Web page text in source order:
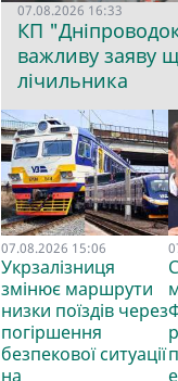
07.08.2026 16:33
КП
важливу заяву
лічильника
07.08.2026 15:06
Укрзалізниця
змінює маршрути
низки поїздів через
погіршення
безпекової ситуації
на